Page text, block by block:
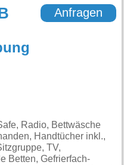
Anfragen
Radio, Bettwäsche
Handtücher inkl.,
TV,
Betten, Gefrierfach-